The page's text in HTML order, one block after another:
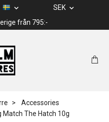
SEK
från 795:-
Accessories
Match The Hatch 10g